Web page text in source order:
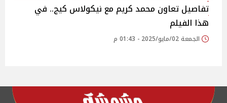
تفاصيل تعاون محمد كريم مع نيكولاس كيج.. في
هذا الفيلم
الجمعة 02/مايو/2025 - 01:43 م